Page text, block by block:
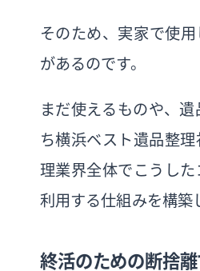
そのため、実家で使
があるのです。
まだ使えるものや、
ち横浜ベスト遺品整
理業界全体でこうし
利用する仕組みを構築
終活のための断捨離